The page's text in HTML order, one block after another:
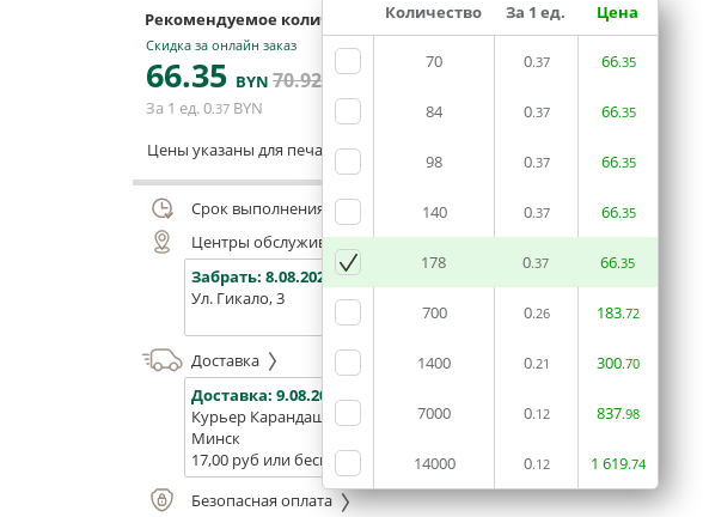
Количество За 1 ед. Цена
70 0.37 66.35
84 0.37 66.35
98 0.37 66.35
140 0.37 66.35
178 0.37 66.35
700 0.26 183.72
1400 0.21 300.70
7000 0.12 837.98
14000 0.12 1 619.74
Рекомендуемое количество 168 или 182
Скидка за онлайн заказ
66.35 BYN 70.92
BYN
За 1 ед.0.37 BYN
ЗАКАЗАТЬ В
Цены указаны для печати из готового макета
Срок выполнения заказа (до 200 руб.):
48 часов
Центры обслуживания, самовывоз
Забрать: 8.08.2026
Ул. Гикало, 3
(ТЦ
Доставка
Доставка: 9.08.2026
Курьер Карандаш
Минск
17,00 руб или бесплатно от 400 руб.
Белпочта
16,00р. или бесплатно от
Безопасная оплата